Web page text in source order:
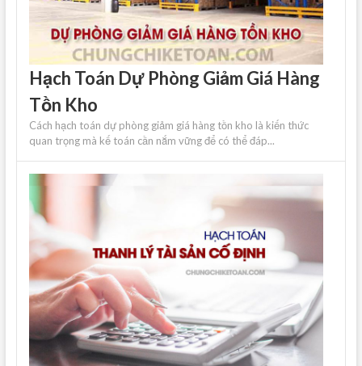
Hạch Toán Dự Phòng Giảm Giá Hàng
Tồn Kho
Cách hạch toán dự phòng giảm giá hàng tồn kho là kiến ​​thức
quan trọng mà kế toán cần nắm vững để có thể đáp...